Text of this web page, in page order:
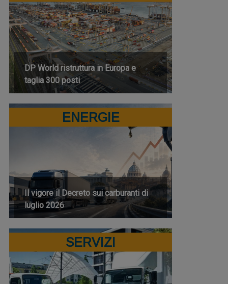
DP World ristruttura in Europa e
taglia 300 posti
ENERGIE
Il vigore il Decreto sui carburanti di
luglio 2026
SERVIZI